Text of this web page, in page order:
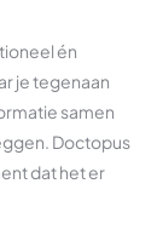
én
je tegenaan
samen
Doctopus
dat het er